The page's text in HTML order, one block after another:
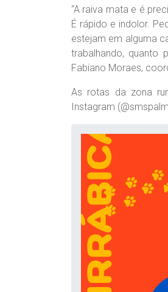
“A raiva mata e é
É rápido e indolor.
estejam em alguma
trabalhando, quanto
Fabiano Moraes,
As rotas da zona
Instagram